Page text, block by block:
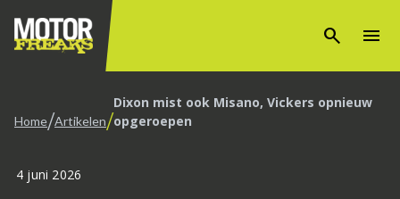
search menu
Home/Artikelen/Dixon mist ook Misano, Vickers opnieuw
opgeroepen
4 juni 2026